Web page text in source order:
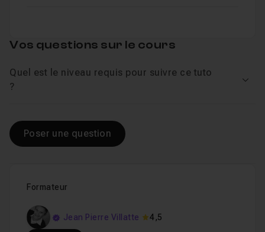
Chapitre 7 : Le bilan fonctionnel
Formateur
Jean Pierre Villatte 4,5
Vos questions sur le cours
Quel est le niveau requis pour suivre ce tuto
?
Poser une question